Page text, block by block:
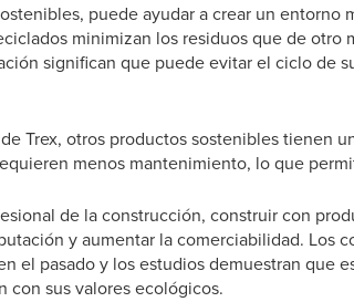
puede ayudar a crear un entorno
minimizan los residuos que de otro
significan que puede evitar el ciclo de
Trex, otros productos sostenibles tienen
menos mantenimiento, lo que
de la construcción, construir con
y aumentar la comerciabilidad. Los
el pasado y los estudios demuestran que
con sus valores ecológicos.